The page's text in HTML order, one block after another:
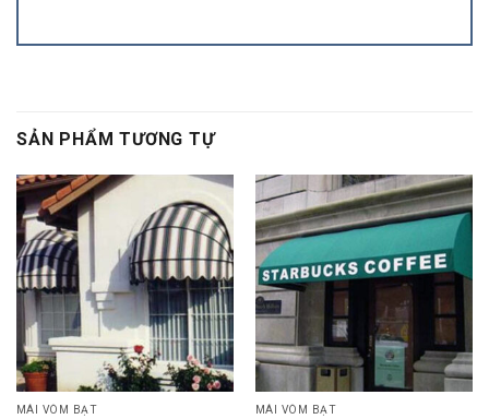
SẢN PHẨM TƯƠNG TỰ
MÁI VÒM BẠT MÁI VÒM BẠT